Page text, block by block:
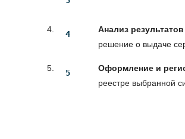
Анализ
решение о выдаче
Оформление и
реестре выбранной